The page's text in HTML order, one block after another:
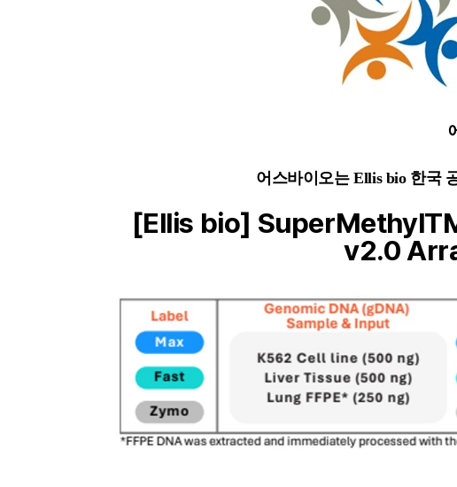
어스바이오는 Ellis bio 한국
[Ellis bio]
v2.0